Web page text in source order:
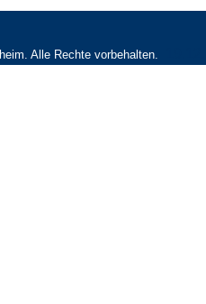
Alle Rechte vorbehalten.